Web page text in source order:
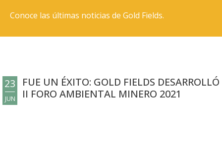
ASPIRACIONES ESTRATÉGICAS AL 2035
GESTIÓN SOCIAL
Conoce las últimas noticias de Gold Fields.
23
JUN
FUE UN ÉXITO: GOLD FIELDS DESARROLLÓ
II FORO AMBIENTAL MINERO 2021